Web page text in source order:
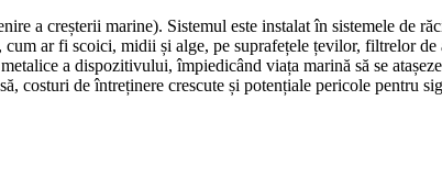
a creșterii marine). Sistemul este instalat în sistemele de
ar fi scoici, midii și alge, pe suprafețele țevilor, filtrelor de
a dispozitivului, împiedicând viața marină să se atașeze
costuri de întreținere crescute și potențiale pericole pentru